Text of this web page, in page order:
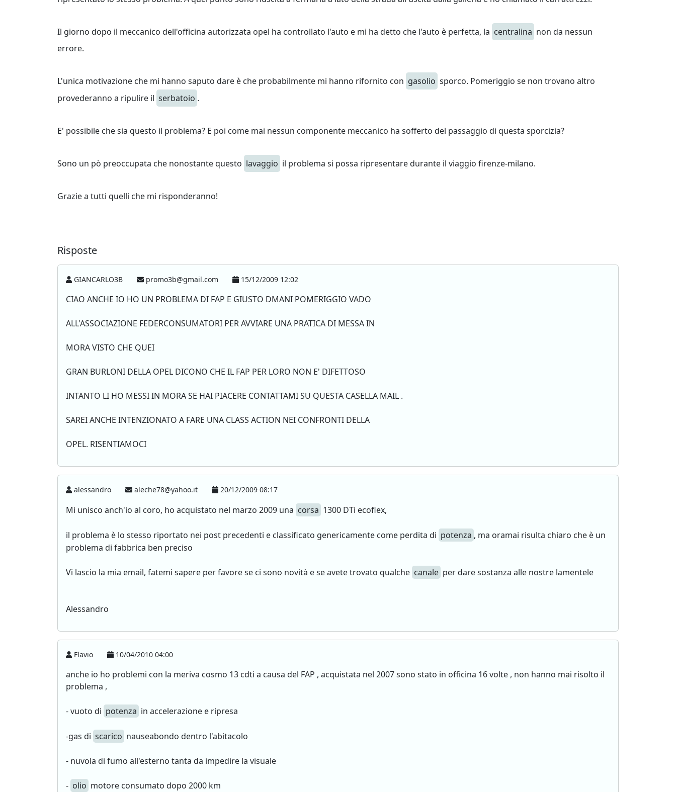
Il giorno dopo il meccanico dell'officina autorizzata opel ha controllato l'auto e mi ha detto che l'auto è perfetta, la centralina non da nessun
errore.
L'unica motivazione che mi hanno saputo dare è che probabilmente mi hanno rifornito con gasolio sporco. Pomeriggio se non trovano altro
provederanno a ripulire il serbatoio .
E' possibile che sia questo il problema? E poi come mai nessun componente meccanico ha sofferto del passaggio di questa sporcizia?
Sono un pò preoccupata che nonostante questo lavaggio il problema si possa ripresentare durante il viaggio firenze-milano.
Grazie a tutti quelli che mi risponderanno!
Risposte
GIANCARLO3B promo3b@gmail.com 15/12/2009 12:02
CIAO ANCHE IO HO UN PROBLEMA DI FAP E GIUSTO DMANI POMERIGGIO VADO
ALL'ASSOCIAZIONE FEDERCONSUMATORI PER AVVIARE UNA PRATICA DI MESSA IN
MORA VISTO CHE QUEI
GRAN BURLONI DELLA OPEL DICONO CHE IL FAP PER LORO NON E' DIFETTOSO
INTANTO LI HO MESSI IN MORA SE HAI PIACERE CONTATTAMI SU QUESTA CASELLA MAIL .
SAREI ANCHE INTENZIONATO A FARE UNA CLASS ACTION NEI CONFRONTI DELLA
OPEL. RISENTIAMOCI
alessandro aleche78@yahoo.it 20/12/2009 08:17
Mi unisco anch'io al coro, ho acquistato nel marzo 2009 una corsa 1300 DTi ecoflex,
il problema è lo stesso riportato nei post precedenti e classificato genericamente come perdita di potenza , ma oramai risulta chiaro che è un
problema di fabbrica ben preciso
Vi lascio la mia email, fatemi sapere per favore se ci sono novità e se avete trovato qualche canale per dare sostanza alle nostre lamentele
Alessandro
Flavio 10/04/2010 04:00
anche io ho problemi con la meriva cosmo 13 cdti a causa del FAP , acquistata nel 2007 sono stato in officina 16 volte , non hanno mai risolto il
problema ,
- vuoto di potenza in accelerazione e ripresa
-gas di scarico nauseabondo dentro l'abitacolo
- nuvola di fumo all'esterno tanta da impedire la visuale
- olio motore consumato dopo 2000 km